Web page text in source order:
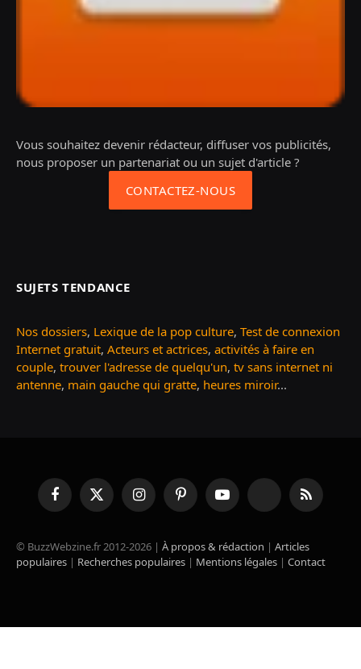
Vous souhaitez devenir rédacteur, diffuser vos publicités,
nous proposer un partenariat ou un sujet d'article ?
CONTACTEZ-NOUS
SUJETS TENDANCE
Nos dossiers, Lexique de la pop culture, Test de connexion
Internet gratuit, Acteurs et actrices, activités à faire en
couple, trouver l'adresse de quelqu'un, tv sans internet ni
antenne, main gauche qui gratte, heures miroir...
FacebookX
(Twitter)
InstagramPinterestYouTube TikTok RSS
© BuzzWebzine.fr 2012-2026 | À propos & rédaction | Articles
populaires | Recherches populaires | Mentions légales | Contact